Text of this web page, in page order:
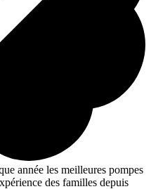
année les meilleures pompes
des familles depuis